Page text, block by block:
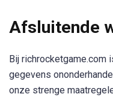
Afsluitende
Bij richrocketgame.com
gegevens
onze strenge